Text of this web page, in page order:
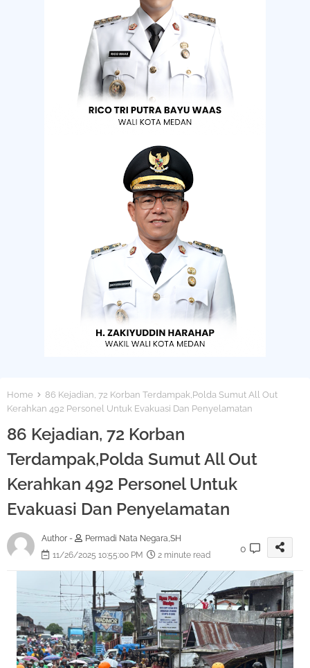
Home
86 Kejadian, 72 Korban Terdampak,Polda Sumut All Out
Kerahkan 492 Personel Untuk Evakuasi Dan Penyelamatan
86 Kejadian, 72 Korban
Terdampak,Polda Sumut All Out
Kerahkan 492 Personel Untuk
Evakuasi Dan Penyelamatan
Author -
Permadi Nata Negara,SH
11/26/2025 10:55:00 PM
2 minute read
0